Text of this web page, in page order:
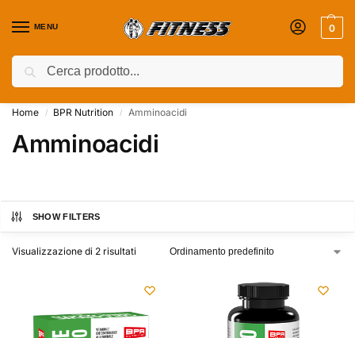
MENU 0
Coupon attivi ⚡ Aggiungili nel Carrello!
Home / BPR Nutrition / Amminoacidi
Amminoacidi
SHOW FILTERS
Visualizzazione di 2 risultati